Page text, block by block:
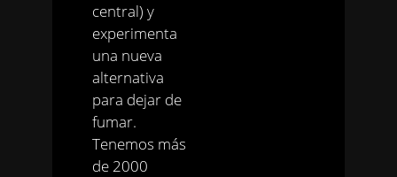
central) y
experimenta
una nueva
alternativa
para dejar de
fumar.
Tenemos más
de 2000